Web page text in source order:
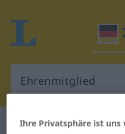
Deutsch-Englisch
Ihre Privatsphäre ist uns